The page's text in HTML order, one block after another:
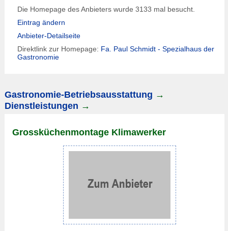
Die Homepage des Anbieters wurde 3133 mal besucht.
Eintrag ändern
Anbieter-Detailseite
Direktlink zur Homepage: Fa. Paul Schmidt - Spezialhaus der
Gastronomie
Gastronomie-Betriebsausstattung →
Dienstleistungen →
Grossküchenmontage Klimawerker